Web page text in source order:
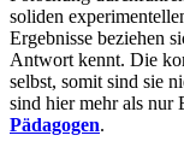
soliden
Ergebnisse beziehen
Antwort kennt. Die
selbst, somit sind sie
sind hier mehr als nur
Pädagogen.